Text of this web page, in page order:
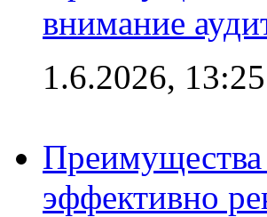
внимание
1.6.2026, 13:25
эффективно